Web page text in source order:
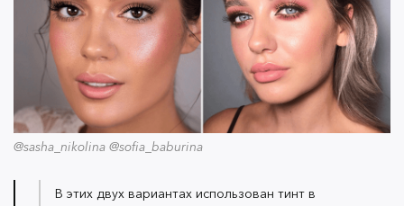
@sasha_nikolina @sofia_baburina
В этих двух вариантах использован тинт в